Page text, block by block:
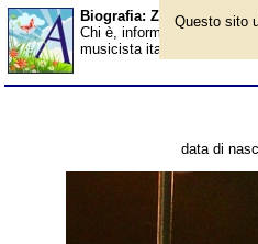
Biografia: Zucchero - età
Chi è, informazioni, foto,
musicista italiano. Breve
data di
Questo sito